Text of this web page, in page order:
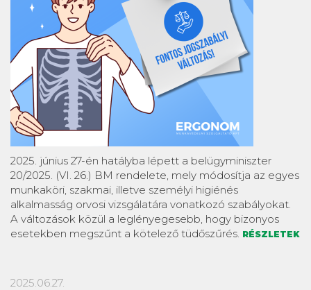
2025. június 27-én hatályba lépett a belügyminiszter
20/2025. (VI. 26.) BM rendelete, mely módosítja az egyes
munkaköri, szakmai, illetve személyi higiénés
alkalmasság orvosi vizsgálatára vonatkozó szabályokat.
A változások közül a leglényegesebb, hogy bizonyos
esetekben megszűnt a kötelező tüdőszűrés. RÉSZLETEK
2025.06.27.